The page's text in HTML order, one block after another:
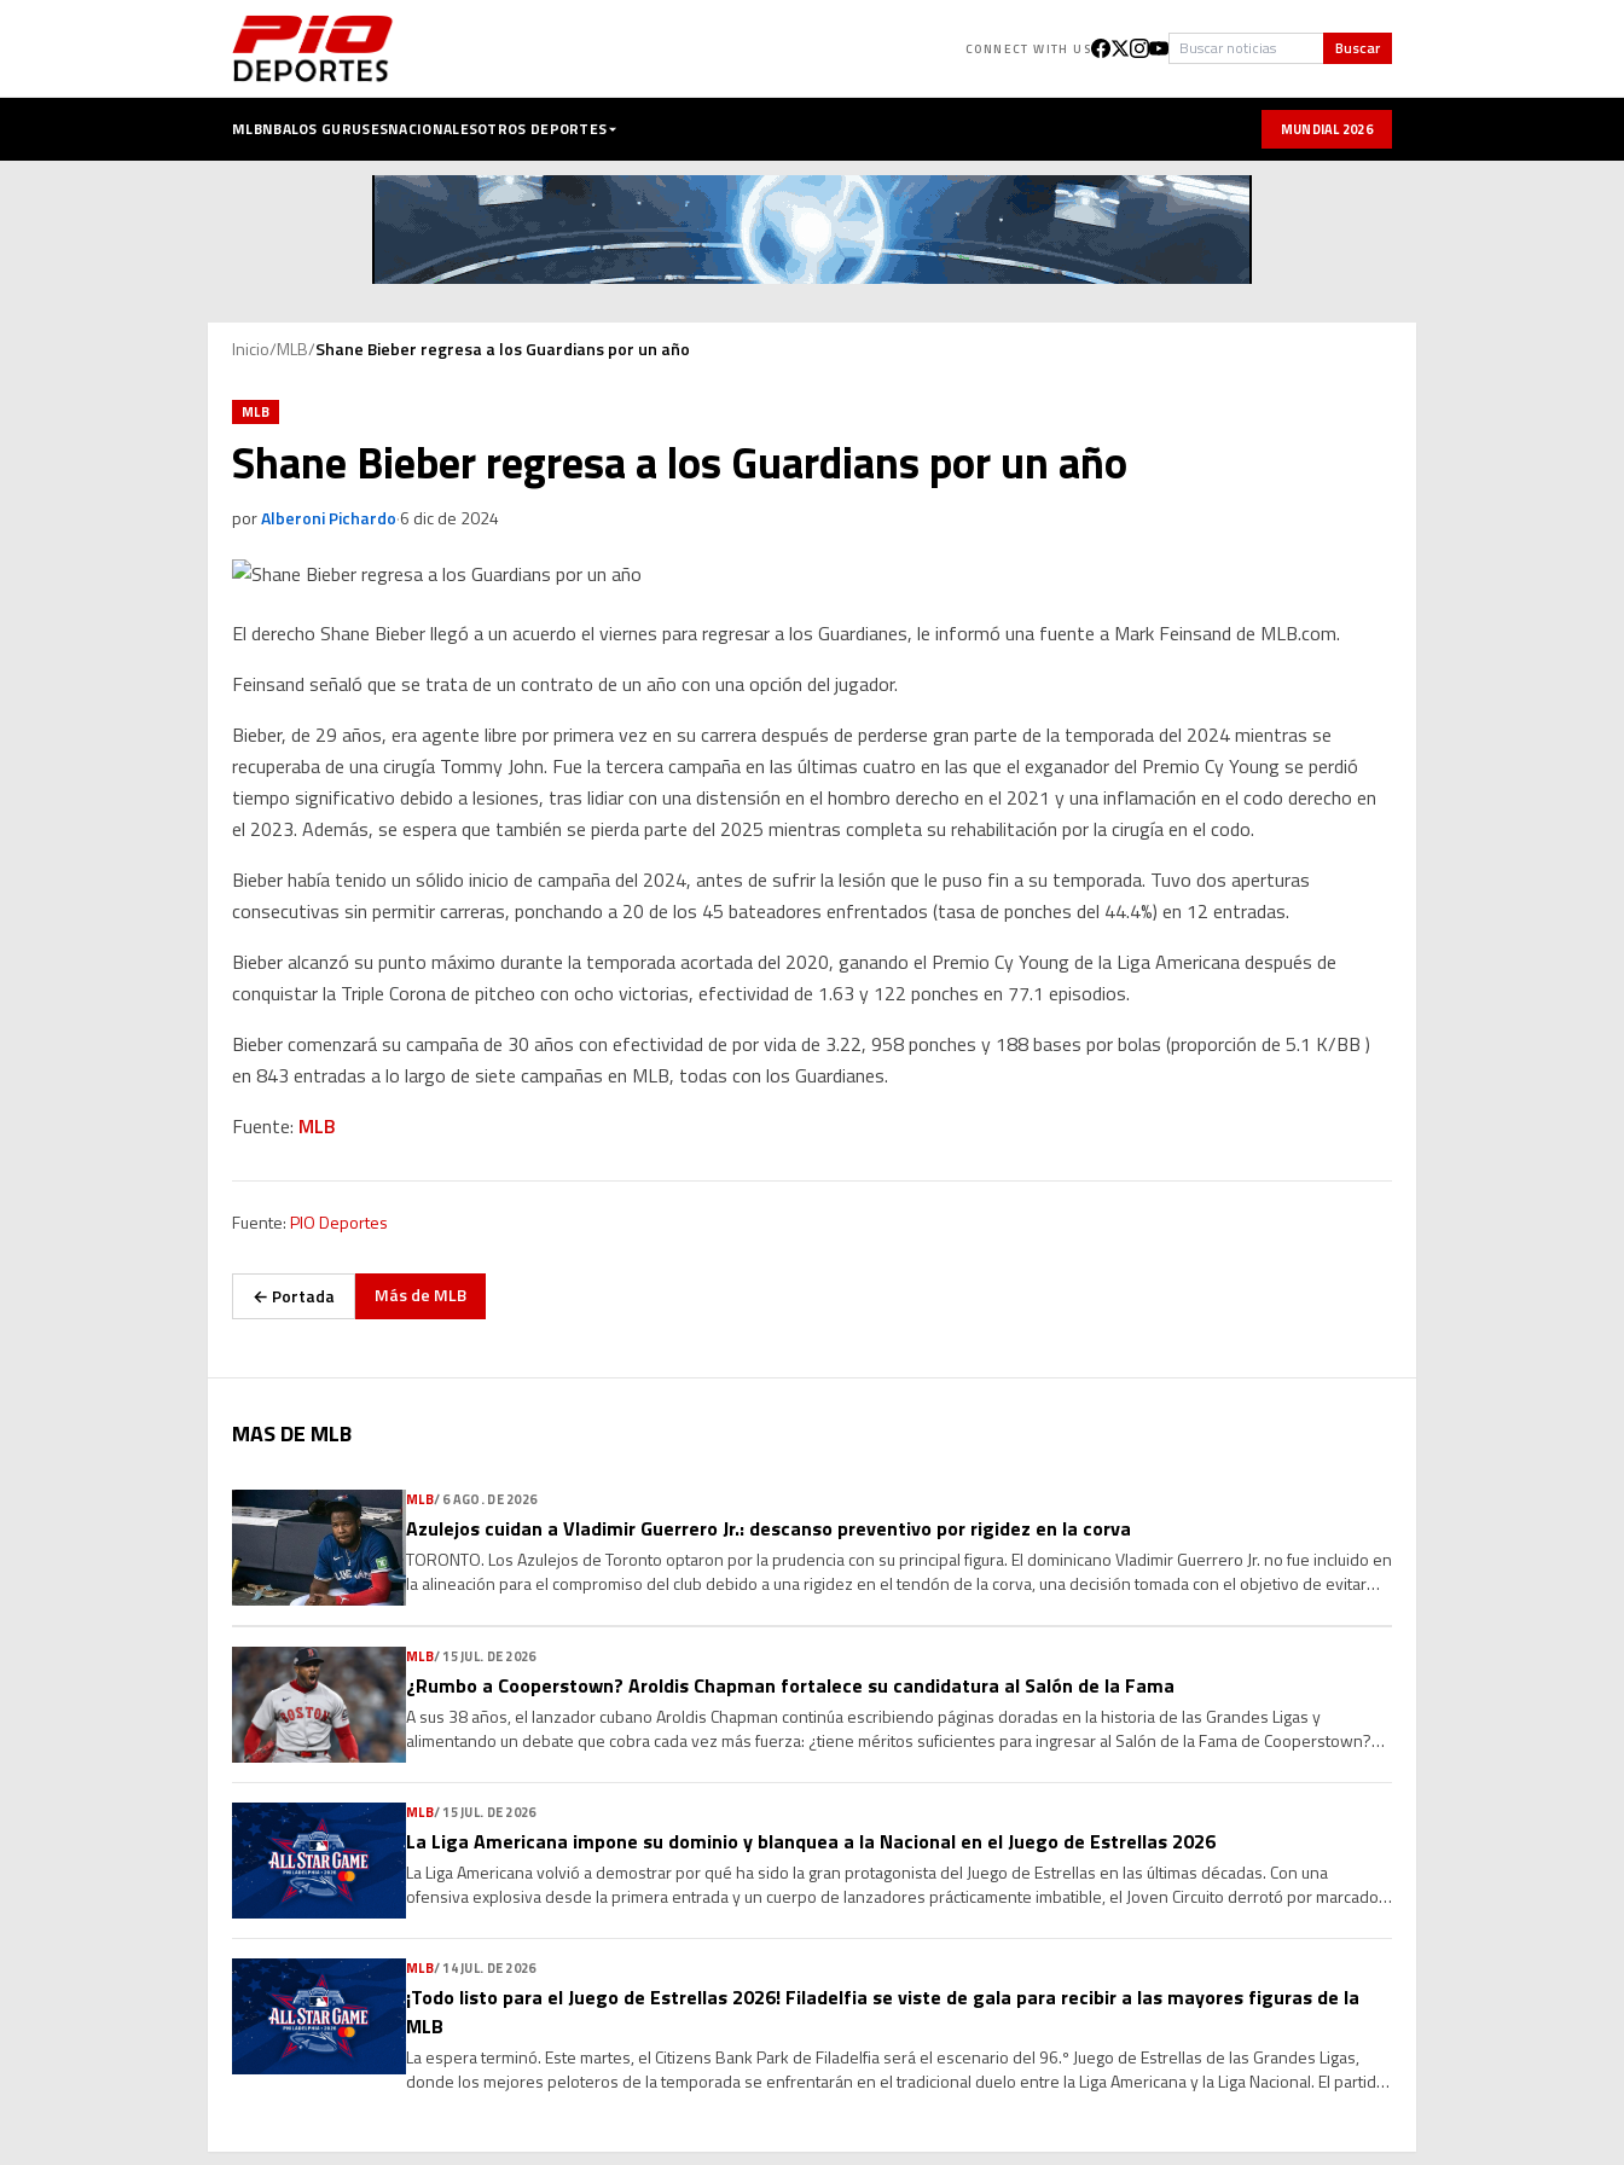
CONNECT WITH US Buscar Buscar
MLBNBALOS GURUSESNACIONALESOTROS DEPORTES MUNDIAL 2026
Inicio/MLB/Shane Bieber regresa a los Guardians por un año
MLB
Shane Bieber regresa a los Guardians por un año
porAlberoni Pichardo·6 dic de 2024
El derecho Shane Bieber llegó a un acuerdo el viernes para regresar a los Guardianes, le informó una fuente a Mark Feinsand de MLB.com.
Feinsand señaló que se trata de un contrato de un año con una opción del jugador.
Bieber, de 29 años, era agente libre por primera vez en su carrera después de perderse gran parte de la temporada del 2024 mientras se
recuperaba de una cirugía Tommy John. Fue la tercera campaña en las últimas cuatro en las que el exganador del Premio Cy Young se perdió
tiempo significativo debido a lesiones, tras lidiar con una distensión en el hombro derecho en el 2021 y una inflamación en el codo derecho en
el 2023. Además, se espera que también se pierda parte del 2025 mientras completa su rehabilitación por la cirugía en el codo.
Bieber había tenido un sólido inicio de campaña del 2024, antes de sufrir la lesión que le puso fin a su temporada. Tuvo dos aperturas
consecutivas sin permitir carreras, ponchando a 20 de los 45 bateadores enfrentados (tasa de ponches del 44.4%) en 12 entradas.
Bieber alcanzó su punto máximo durante la temporada acortada del 2020, ganando el Premio Cy Young de la Liga Americana después de
conquistar la Triple Corona de pitcheo con ocho victorias, efectividad de 1.63 y 122 ponches en 77.1 episodios.
Bieber comenzará su campaña de 30 años con efectividad de por vida de 3.22, 958 ponches y 188 bases por bolas (proporción de 5.1 K/BB )
en 843 entradas a lo largo de siete campañas en MLB, todas con los Guardianes.
Fuente: MLB
Fuente:PIO Deportes
← Portada Más de MLB
MAS DE MLB
MLB/6 AGO. DE 2026
Azulejos cuidan a Vladimir Guerrero Jr.: descanso preventivo por rigidez en la corva
TORONTO. Los Azulejos de Toronto optaron por la prudencia con su principal figura. El dominicano Vladimir Guerrero Jr. no fue incluido en
la alineación para el compromiso del club debido a una rigidez en el tendón de la corva, una decisión tomada con el objetivo de evitar
MLB/15 JUL. DE 2026
¿Rumbo a Cooperstown? Aroldis Chapman fortalece su candidatura al Salón de la Fama
A sus 38 años, el lanzador cubano Aroldis Chapman continúa escribiendo páginas doradas en la historia de las Grandes Ligas y
alimentando un debate que cobra cada vez más fuerza: ¿tiene méritos suficientes para ingresar al Salón de la Fama de Cooperstown?
MLB/15 JUL. DE 2026
La Liga Americana impone su dominio y blanquea a la Nacional en el Juego de Estrellas 2026
La Liga Americana volvió a demostrar por qué ha sido la gran protagonista del Juego de Estrellas en las últimas décadas. Con una
ofensiva explosiva desde la primera entrada y un cuerpo de lanzadores prácticamente imbatible, el Joven Circuito derrotó por marcador
MLB/14 JUL. DE 2026
¡Todo listo para el Juego de Estrellas 2026! Filadelfia se viste de gala para recibir a las mayores figuras de la
MLB
La espera terminó. Este martes, el Citizens Bank Park de Filadelfia será el escenario del 96.º Juego de Estrellas de las Grandes Ligas,
donde los mejores peloteros de la temporada se enfrentarán en el tradicional duelo entre la Liga Americana y la Liga Nacional. El partido